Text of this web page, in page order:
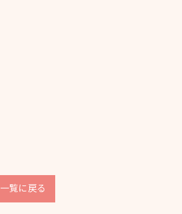
一覧に戻る